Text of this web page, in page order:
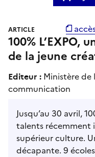
ARTICLE
100% L’EXPO,
de la jeune
Editeur : Ministère de
communication
Jusqu’au 30 avril,
talents récemment
supérieur culture.
décapante. 9